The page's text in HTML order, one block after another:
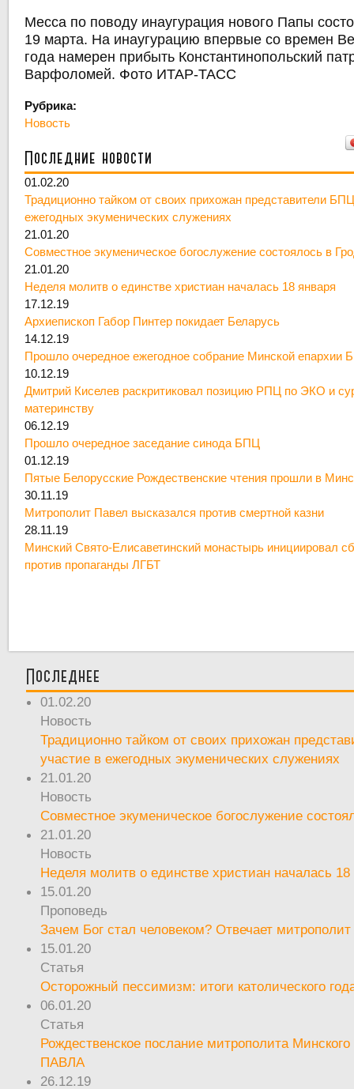
Месса по поводу инаугурация нового Папы
19 марта. На инаугурацию впервые со времен
года намерен прибыть Константинопольский
Варфоломей. Фото ИТАР-ТАСС
Рубрика:
Новость
Последние новости
01.02.20
Традиционно тайком от своих прихожан представители
ежегодных экуменических служениях
21.01.20
Совместное экуменическое богослужение состоялось в
21.01.20
Неделя молитв о единстве христиан началась 18 января
17.12.19
Архиепископ Габор Пинтер покидает Беларусь
14.12.19
Прошло очередное ежегодное собрание Минской епархии
10.12.19
Дмитрий Киселев раскритиковал позицию РПЦ по ЭКО и
материнству
06.12.19
Прошло очередное заседание синода БПЦ
01.12.19
Пятые Белорусские Рождественские чтения прошли в
30.11.19
Митрополит Павел высказался против смертной казни
28.11.19
Минский Свято-Елисаветинский монастырь инициировал
против пропаганды ЛГБТ
Последнее
01.02.20
Новость
Традиционно тайком от своих прихожан
участие в ежегодных экуменических служениях
21.01.20
Новость
Совместное экуменическое богослужение
21.01.20
Новость
Неделя молитв о единстве христиан началась 18
15.01.20
Проповедь
Зачем Бог стал человеком? Отвечает
15.01.20
Статья
Осторожный пессимизм: итоги католического
06.01.20
Статья
Рождественское послание митрополита Минского
ПАВЛА
26.12.19